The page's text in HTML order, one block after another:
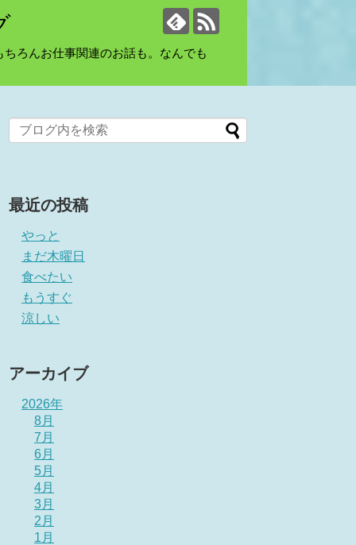
ろんお仕事関連のお話も。なんでも
最近の投稿
やっと
まだ木曜日
食べたい
もうすぐ
涼しい
アーカイブ
2026年
8月
7月
6月
5月
4月
3月
2月
1月